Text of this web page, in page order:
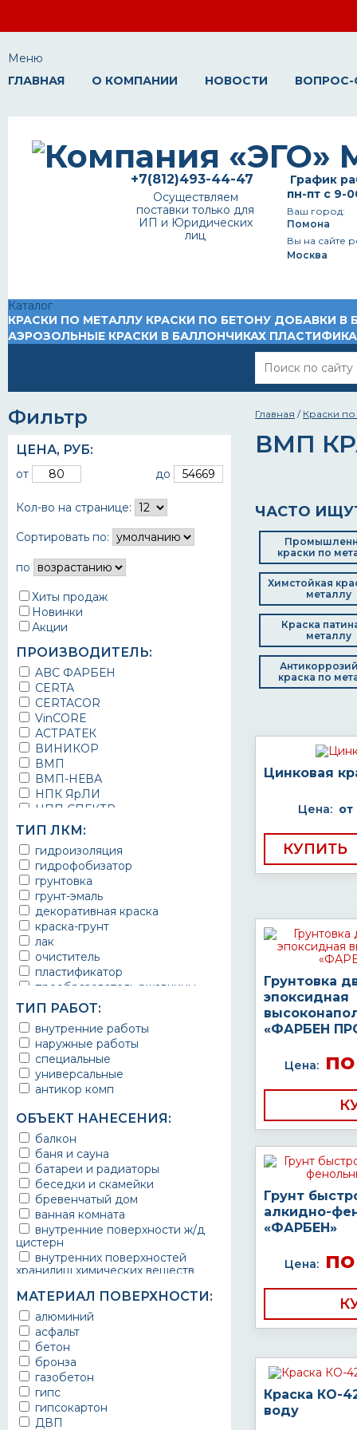
Меню
ГЛАВНАЯ
О КОМПАНИИ НОВОСТИ ВОПРОС-
График
пн-пт с 9-
Ваш город:
Помона
Вы на сайте
Москва
+7(812)493-44-47
Осуществляем
поставки только для
ИП и Юридических
лиц
Каталог
КРАСКИ ПО МЕТАЛЛУ КРАСКИ ПО БЕТОНУ ДОБАВКИ В
АЭРОЗОЛЬНЫЕ КРАСКИ В БАЛЛОНЧИКАХ
Фильтр
ЦЕНА, РУБ:
от до
Кол-во на странице:
Сортировать по:
по
Хиты продаж
Новинки
Акции
ПРОИЗВОДИТЕЛЬ:
ABC ФАРБЕН
CERTA
CERTACOR
VinCORE
АСТРАТЕК
ВИНИКОР
ВМП
ВМП-НЕВА
НПК ЯрЛИ
НПП СПЕКТР
НПФ ЭМАЛЬ
ТЕРМА
УРЕПЛЕН
ТИП ЛКМ:
гидроизоляция
гидрофобизатор
грунтовка
грунт-эмаль
декоративная краска
краска-грунт
лак
очиститель
пластификатор
преобразователь ржавчины
эмаль
Краска
Покрытие
грунт эмаль
защитное покрытие
ТИП РАБОТ:
внутренние работы
наружные работы
специальные
универсальные
антикор комп
ОБЪЕКТ НАНЕСЕНИЯ:
балкон
баня и сауна
батареи и радиаторы
беседки и скамейки
бревенчатый дом
ванная комната
внутренние поверхности ж/д
цистерн
внутренних поверхностей
хранилищ химических веществ
ворота
выхлопные системы
автомобилей
газопроводы
гараж
гидротехнические сооружения
городской транспорт
грузовые вагоны
двери металлические
МАТЕРИАЛ ПОВЕРХНОСТИ:
алюминий
асфальт
бетон
бронза
газобетон
гипс
гипсокартон
ДВП
Главная / Краски
ВМП
ЧАСТО
краски по
Химстойкая
металлу
Краска
металлу
краска по
Цинковая
Цена: от
КУПИТЬ
Грунтовка
эпоксидная
«ФАРБЕН
Цена:по
Грунт
алкидно-
«ФАРБЕН»
Цена:по
Краска КО-
воду